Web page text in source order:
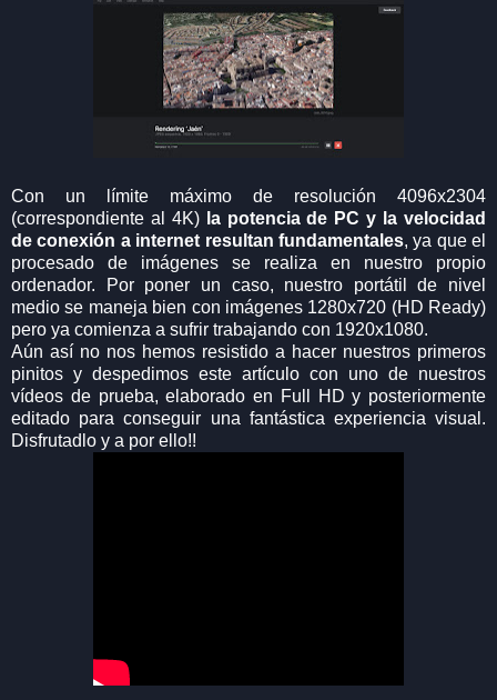
Con un límite máximo de resolución 4096x2304
(correspondiente al 4K) la potencia de PC y la velocidad
de conexión a internet resultan fundamentales, ya que el
procesado de imágenes se realiza en nuestro propio
ordenador. Por poner un caso, nuestro portátil de nivel
medio se maneja bien con imágenes 1280x720 (HD Ready)
pero ya comienza a sufrir trabajando con 1920x1080.
Aún así no nos hemos resistido a hacer nuestros primeros
pinitos y despedimos este artículo con uno de nuestros
vídeos de prueba, elaborado en Full HD y posteriormente
editado para conseguir una fantástica experiencia visual.
Disfrutadlo y a por ello!!